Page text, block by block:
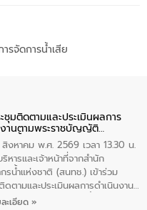
รจัดการน้ำเสีย
ชุมติดตามและประเมินผลการ
งานตามพระราชบัญญัติ
รน้ำ พ.ศ. 2561 ประจำ
ะมาณ พ.ศ. 2569
งหาคม พ.ศ. 2569 เวลา 13.30 น.
หารและเจ้าหน้าที่จากสำนัก
รน้ำแห่งชาติ (สนทช.) เข้าร่วม
ดตามและประเมินผลการดำเนินงาน
ราชบัญญัติทรัพยากรน้ำ พ.ศ. 2561
ะเอียด »